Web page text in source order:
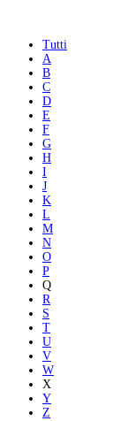
Tutti
A
B
C
D
E
F
G
H
I
J
K
L
M
N
O
P
Q
R
S
T
U
V
W
X
Y
Z